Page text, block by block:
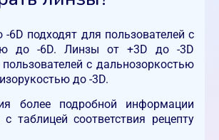
6D подходят для пользователей с
до -6D. Линзы от +3D до -3D
с дальнозоркостью
до -3D.
более подробной информации
с таблицей соответствия рецепту